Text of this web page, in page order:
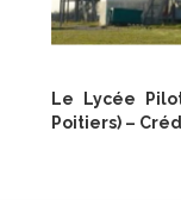
Le Lycée
Poitiers) –